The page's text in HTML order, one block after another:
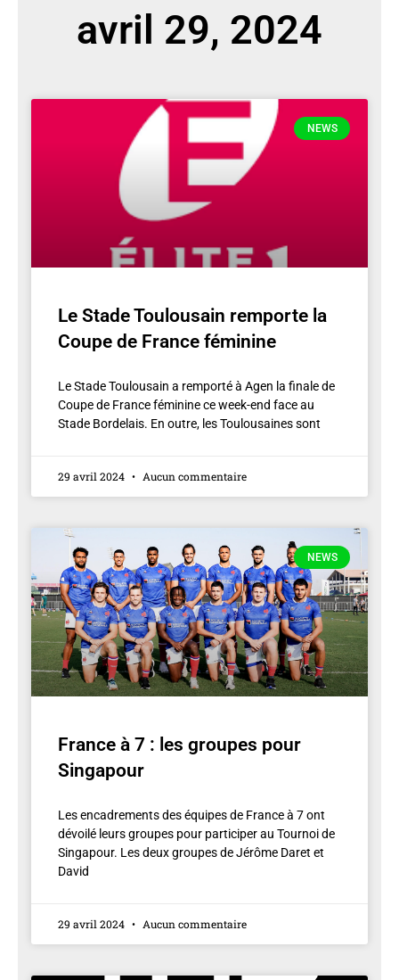
avril 29, 2024
NEWS
Le Stade Toulousain remporte la
Coupe de France féminine
Le Stade Toulousain a remporté à Agen la finale de
Coupe de France féminine ce week-end face au
Stade Bordelais. En outre, les Toulousaines sont
29 avril 2024 Aucun commentaire
NEWS
France à 7 : les groupes pour
Singapour
Les encadrements des équipes de France à 7 ont
dévoilé leurs groupes pour participer au Tournoi de
Singapour. Les deux groupes de Jérôme Daret et
David
29 avril 2024 Aucun commentaire